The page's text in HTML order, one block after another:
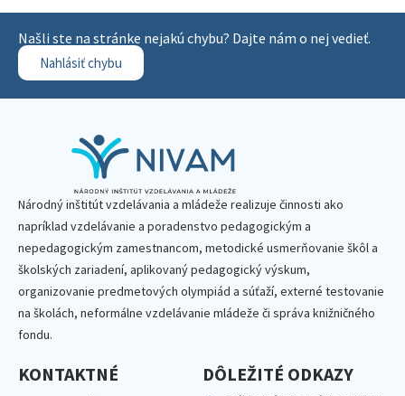
Našli ste na stránke nejakú chybu? Dajte nám o nej vedieť.
Nahlásiť chybu
Národný inštitút vzdelávania a mládeže realizuje činnosti ako
napríklad vzdelávanie a poradenstvo pedagogickým a
nepedagogickým zamestnancom, metodické usmerňovanie škôl a
školských zariadení, aplikovaný pedagogický výskum,
organizovanie predmetových olympiád a súťaží, externé testovanie
na školách, neformálne vzdelávanie mládeže či správa knižničného
fondu.
KONTAKTNÉ
DÔLEŽITÉ ODKAZY